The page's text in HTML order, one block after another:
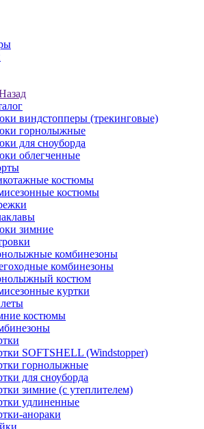
виндстопперы (трекинговые)
горнолыжные
для сноуборда
облегченные
костюмы
костюмы
зимние
комбинезоны
комбинезоны
костюм
куртки
костюмы
SOFTSHELL (Windstopper)
горнолыжные
для сноуборда
зимние (с утеплителем)
удлиненные
анораки